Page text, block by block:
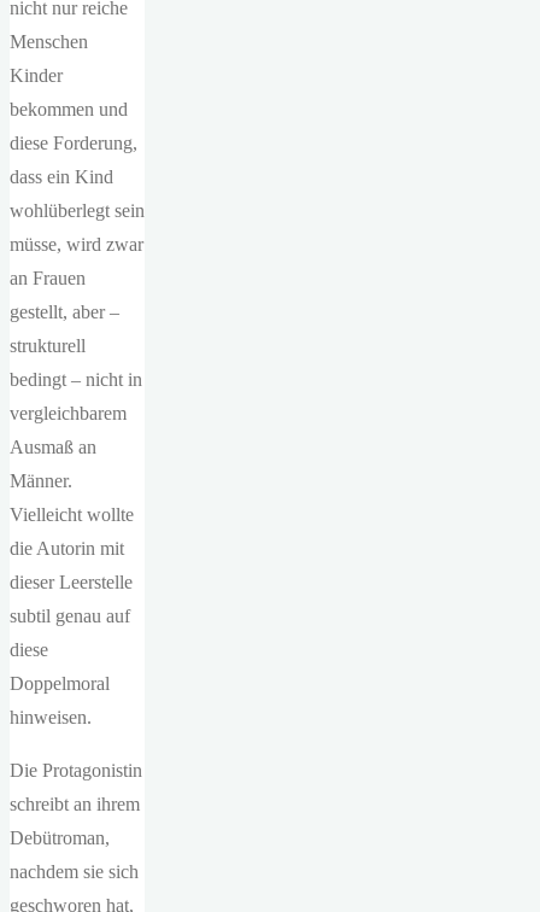
nicht nur reiche
Menschen
Kinder
bekommen und
diese Forderung,
dass ein Kind
wohlüberlegt sein
müsse, wird zwar
an Frauen
gestellt, aber –
strukturell
bedingt – nicht in
vergleichbarem
Ausmaß an
Männer.
Vielleicht wollte
die Autorin mit
dieser Leerstelle
subtil genau auf
diese
Doppelmoral
hinweisen.
Die Protagonistin
schreibt an ihrem
Debütroman,
nachdem sie sich
geschworen hat,